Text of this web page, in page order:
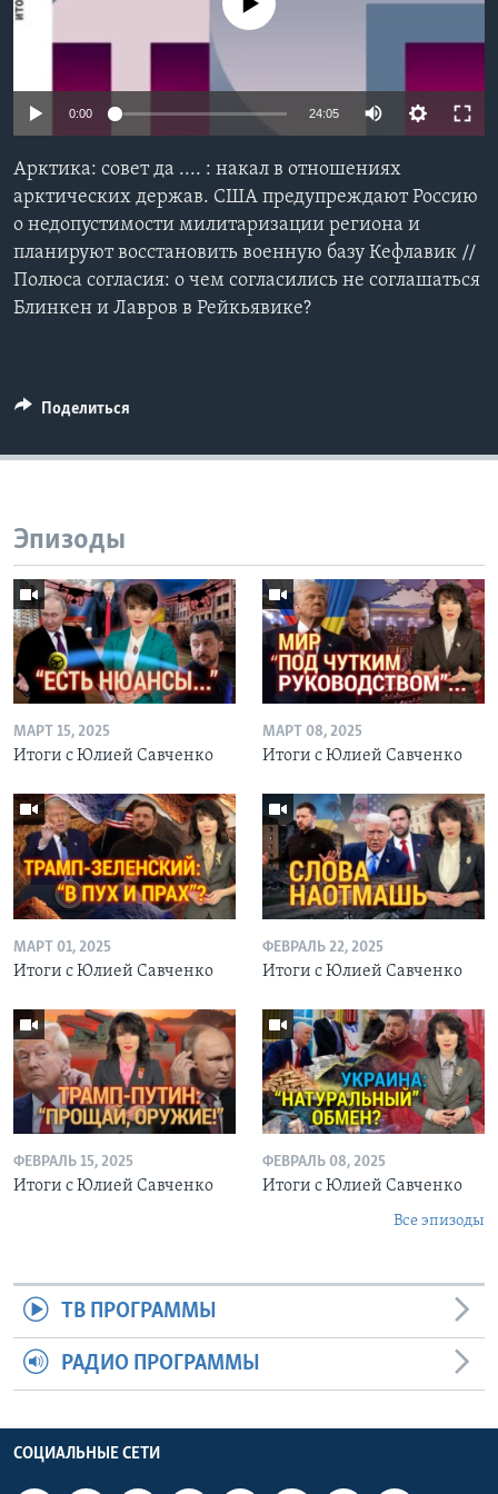
Learning English
Языки
No media source currently available
0:00 24:05
Арктика: совет да .... : накал в отношениях
арктических держав. США предупреждают Россию
о недопустимости милитаризации региона и
планируют восстановить военную базу Кефлавик //
Полюса согласия: о чем согласились не соглашаться
Блинкен и Лавров в Рейкьявике?
Поделиться
Эпизоды
МАРТ 15, 2025
Итоги с Юлией Савченко
МАРТ 08, 2025
Итоги с Юлией Савченко
МАРТ 01, 2025
Итоги с Юлией Савченко
ФЕВРАЛЬ 22, 2025
Итоги с Юлией Савченко
ФЕВРАЛЬ 15, 2025
Итоги с Юлией Савченко
ФЕВРАЛЬ 08, 2025
Итоги с Юлией Савченко
Все эпизоды
ТВ ПРОГРАММЫ
РАДИО ПРОГРАММЫ
СОЦИАЛЬНЫЕ СЕТИ